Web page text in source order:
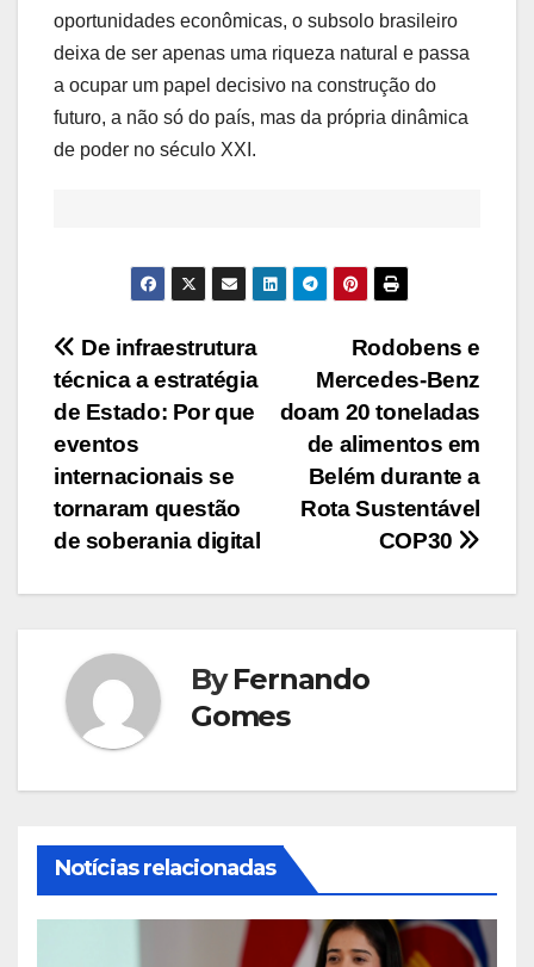
oportunidades econômicas, o subsolo brasileiro
deixa de ser apenas uma riqueza natural e passa
a ocupar um papel decisivo na construção do
futuro, a não só do país, mas da própria dinâmica
de poder no século XXI.
Navegação
de
Post
Rodobens e
Mercedes-Benz
doam 20 toneladas
de alimentos em
Belém durante a
Rota Sustentável
COP30
De infraestrutura
técnica a estratégia
de Estado: Por que
eventos
internacionais se
tornaram questão
de soberania digital
ByFernando
Gomes
Notícias relacionadas